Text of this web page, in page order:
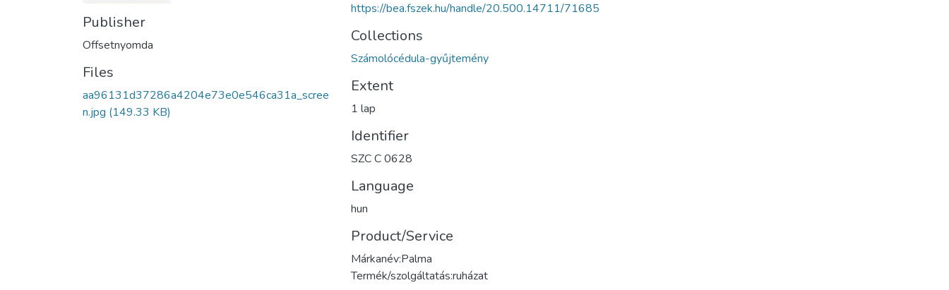
Publisher
Offsetnyomda
Files
aa96131d37286a4204e73e0e546ca31a_scree
n.jpg (149.33 KB)
https://bea.fszek.hu/handle/20.500.14711/71685
Collections
Számolócédula-gyűjtemény
Extent
1 lap
Identifier
SZC C 0628
Language
hun
Product/Service
Márkanév:Palma
Termék/szolgáltatás:ruházat